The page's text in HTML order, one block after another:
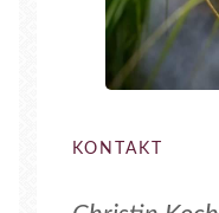
KONTAKT